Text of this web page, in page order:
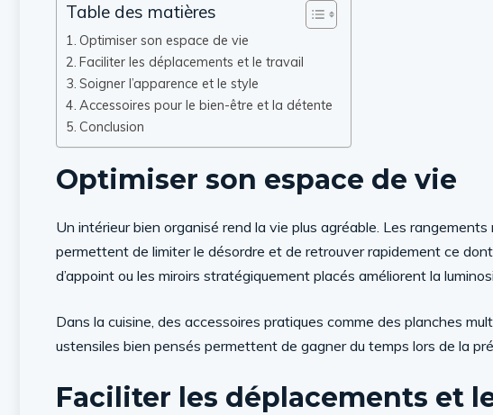
Table des matières
Optimiser son espace de vie
Faciliter les déplacements et le travail
Soigner l’apparence et le style
Accessoires pour le bien-être et la détente
Conclusion
Optimiser son espace de vie
Un intérieur bien organisé rend la vie plus agréable. Les
permettent de limiter le désordre et de retrouver rapidement ce
d’appoint ou les miroirs stratégiquement placés améliorent la
Dans la cuisine, des accessoires pratiques comme des planches
ustensiles bien pensés permettent de gagner du temps lors de la
Faciliter les déplacements et